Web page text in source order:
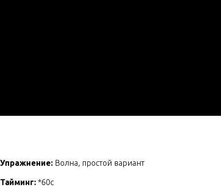
Упражнение: Волна, простой вариант
Тайминг: *60с